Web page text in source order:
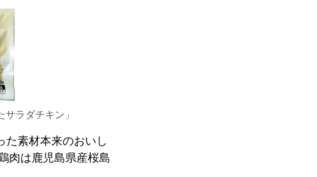
サラダチキン」
た素材本来のおいし
肉は鹿児島県産桜島